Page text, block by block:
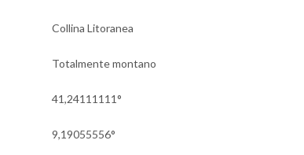
Collina Litoranea
Totalmente montano
41,24111111°
9,19055556°